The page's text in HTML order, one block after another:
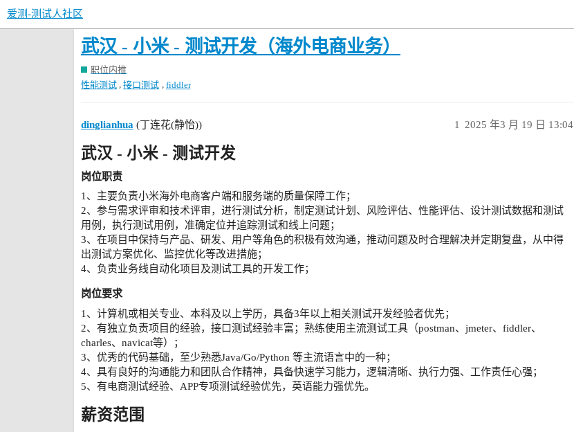
爱测-测试人社区
武汉 - 小米 - 测试开发（海外电商业务）
职位内推
性能测试 ,接口测试 fiddler
dinglianhua (丁连花(静怡)) 2025 年3 月 19 日 13:04
1
武汉 - 小米 - 测试开发
岗位职责
1、主要负责小米海外电商客户端和服务端的质量保障工作；
2、参与需求评审和技术评审，进行测试分析，制定测试计划、风险评估、性能评估、设计测试数据和测试
用例，执行测试用例，准确定位并追踪测试和线上问题；
3、在项目中保持与产品、研发、用户等角色的积极有效沟通，推动问题及时合理解决并定期复盘，从中得
出测试方案优化、监控优化等改进措施；
4、负责业务线自动化项目及测试工具的开发工作；
岗位要求
1、计算机或相关专业、本科及以上学历，具备3年以上相关测试开发经验者优先；
2、有独立负责项目的经验，接口测试经验丰富；熟练使用主流测试工具（postman、jmeter、fiddler、
charles、navicat等）；
3、优秀的代码基础，至少熟悉Java/Go/Python 等主流语言中的一种；
4、具有良好的沟通能力和团队合作精神，具备快速学习能力，逻辑清晰、执行力强、工作责任心强；
5、有电商测试经验、APP专项测试经验优先，英语能力强优先。
薪资范围